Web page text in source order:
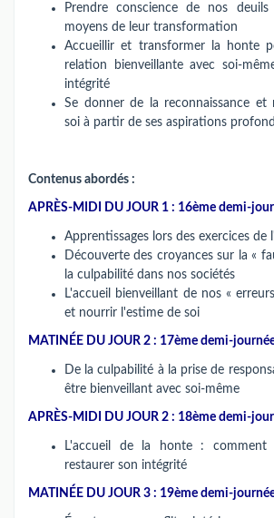
Prendre conscience de nos
moyens de leur transformation
Accueillir et transformer la honte
relation bienveillante avec soi-
intégrité
Se donner de la reconnaissance et
soi à partir de ses aspirations
Contenus abordés :
APRÈS-MIDI DU JOUR 1 : 16ème demi-
Apprentissages lors des exercices de
Découverte des croyances sur la «
la culpabilité dans nos sociétés
L'accueil bienveillant de nos «
et nourrir l'estime de soi
MATINÉE DU JOUR 2 : 17ème demi-
De la culpabilité à la prise de
être bienveillant avec soi-même
APRÈS-MIDI DU JOUR 2 : 18ème demi-
L'accueil de la honte : comment
restaurer son intégrité
MATINÉE DU JOUR 3 : 19ème demi-